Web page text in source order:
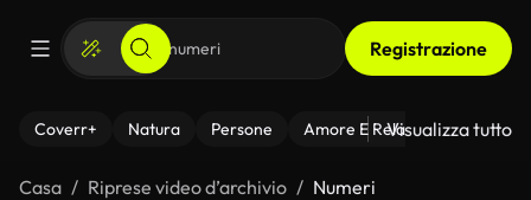
Registrazione
Coverr+ Natura Persone Amore E Relazioni Il
Visualizza tutto
Casa Riprese video d’archivio Numeri